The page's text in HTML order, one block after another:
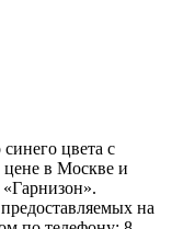
цвета с
в Москве и
на